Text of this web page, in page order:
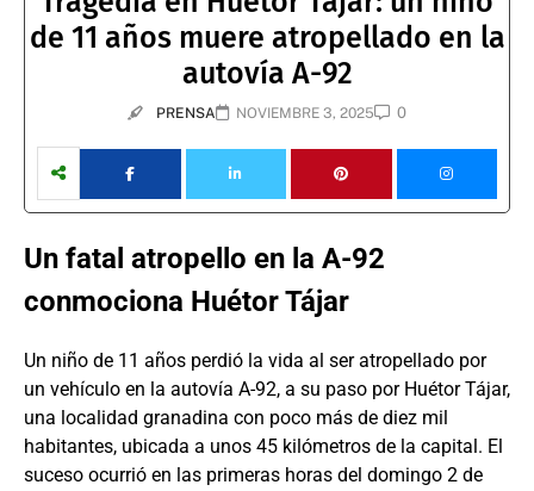
de 11 años muere atropellado en la
autovía A-92
PRENSA NOVIEMBRE 3, 2025 0
Un fatal atropello en la A-92
conmociona Huétor Tájar
Un niño de 11 años perdió la vida al ser atropellado por
un vehículo en la autovía A-92, a su paso por Huétor Tájar,
una localidad granadina con poco más de diez mil
habitantes, ubicada a unos 45 kilómetros de la capital. El
suceso ocurrió en las primeras horas del domingo 2 de